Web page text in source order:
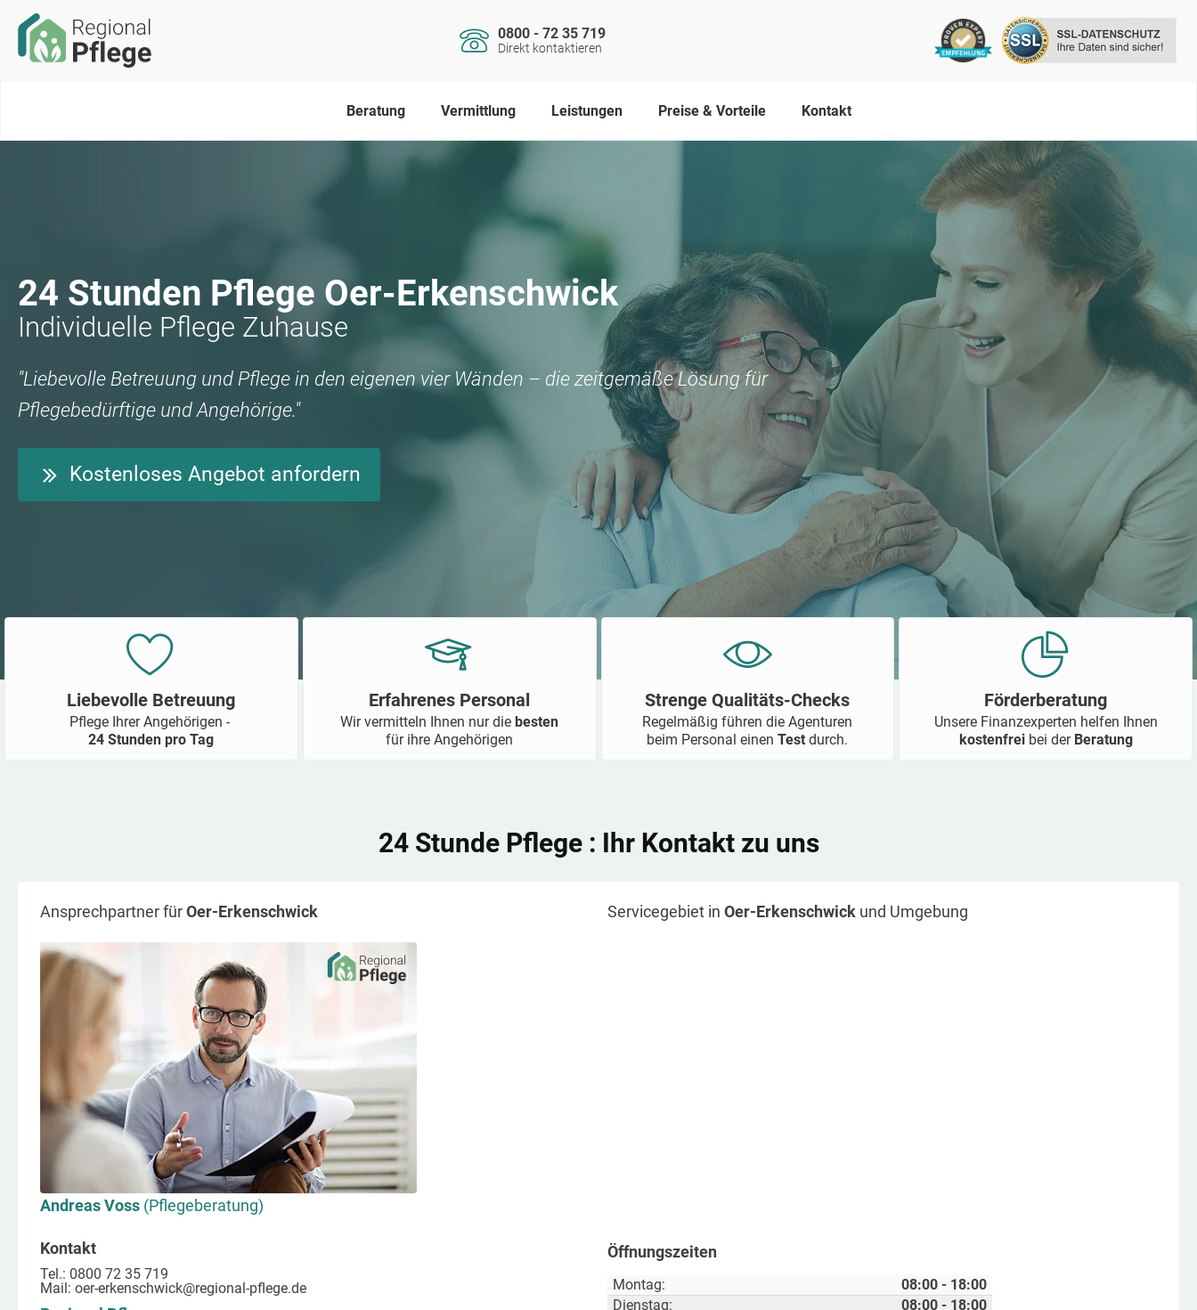
0800 - 72 35 719
Direkt kontaktieren
Beratung Vermittlung Leistungen Preise & Vorteile Kontakt
24 Stunden Pflege Oer-Erkenschwick
Individuelle Pflege Zuhause
"Liebevolle Betreuung und Pflege in den eigenen vier Wänden – die zeitgemäße Lösung für
Pflegebedürftige und Angehörige."
Kostenloses Angebot anfordern
Liebevolle Betreuung
Pflege Ihrer Angehörigen -
24 Stunden pro Tag
Erfahrenes Personal
Wir vermitteln Ihnen nur diebesten
für ihre Angehörigen
Strenge Qualitäts-Checks
Regelmäßig führen die Agenturen
beim Personal einenTestdurch.
Förderberatung
Unsere Finanzexperten helfen Ihnen
kostenfrei bei der Beratung
24 Stunde Pflege : Ihr Kontakt zu uns
Ansprechpartner fürOer-Erkenschwick
Andreas Voss (Pflegeberatung)
Kontakt
Tel.: 0800 72 35 719
Mail: oer-erkenschwick@regional-pflege.de
Servicegebiet in Oer-Erkenschwick und Umgebung
Öffnungszeiten
Montag:
08:00 - 18:00
Dienstag:
08:00 - 18:00